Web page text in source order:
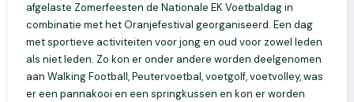
afgelaste Zomerfeesten de Nationale EK Voetbaldag in
combinatie met het Oranjefestival georganiseerd. Een dag
met sportieve activiteiten voor jong en oud voor zowel leden
als niet leden. Zo kon er onder andere worden deelgenomen
aan Walking Football, Peutervoetbal, voetgolf, voetvolley, was
er een pannakooi en een springkussen en kon er worden